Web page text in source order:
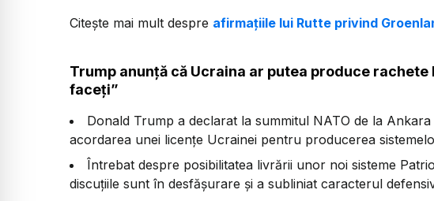
Citește mai mult despre afirmațiile lui Rutte privind
Trump anunță că Ucraina ar putea produce rachete
faceți”
Donald Trump a declarat la summitul NATO de la
acordarea unei licențe Ucrainei pentru producerea
Întrebat despre posibilitatea livrării unor noi sisteme
discuțiile sunt în desfășurare și a subliniat caracterul